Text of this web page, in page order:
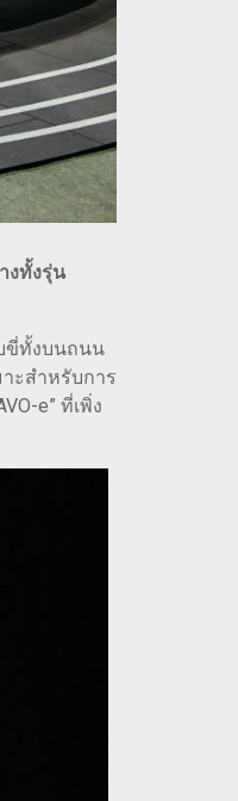
งทั้งรุ่น
บขี่ทั้งบนถนน
าะสำหรับการ
e” ที่เพิ่ง